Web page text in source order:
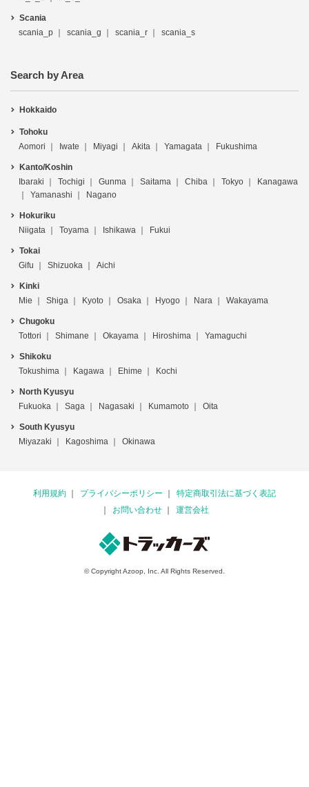
Scania
scania_p
scania_g scania_r scania_s
Search by Area
Hokkaido
Tohoku
Aomori
Iwate Miyagi Akita Yamagata Fukushima
Kanto/Koshin
Ibaraki
Tochigi Gunma Saitama Chiba Tokyo
Kanagawa
Yamanashi
Nagano
Hokuriku
Niigata
Toyama Ishikawa Fukui
Tokai
Gifu
Shizuoka Aichi
Kinki
Mie
Shiga Kyoto Osaka Hyogo Nara Wakayama
Chugoku
Tottori
Shimane Okayama Hiroshima Yamaguchi
Shikoku
Tokushima
Kagawa Ehime Kochi
North Kyusyu
Fukuoka
Saga Nagasaki Kumamoto Oita
South Kyusyu
Miyazaki
Kagoshima Okinawa
利用規約 プライバシーポリシー
特定商取引法に基づく表記
お問い合わせ
運営会社
© Copyright Azoop, Inc. All Rights Reserved.